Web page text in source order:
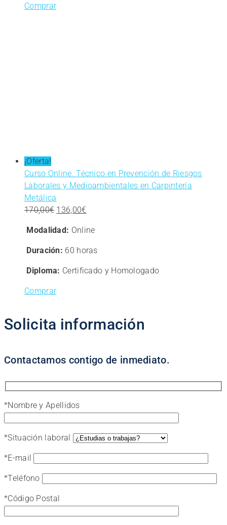
Comprar
¡Oferta!
Curso Online. Técnico en Prevención de Riesgos
Laborales y Medioambientales en Carpintería
Metálica
170,00€ El
original
era:
136,00€
actual
Modalidad: Online
Duración: 60 horas
Diploma: Certificado y Homologado
Comprar
Solicita información
Contactamos contigo de inmediato.
*Nombre y Apellidos
*Situación laboral
*E-mail
*Teléfono
*Código Postal